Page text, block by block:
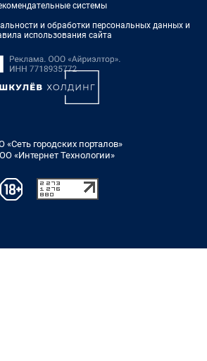
системы
и обработки персональных данных и
использования сайта
городских порталов»
«Интернет Технологии»